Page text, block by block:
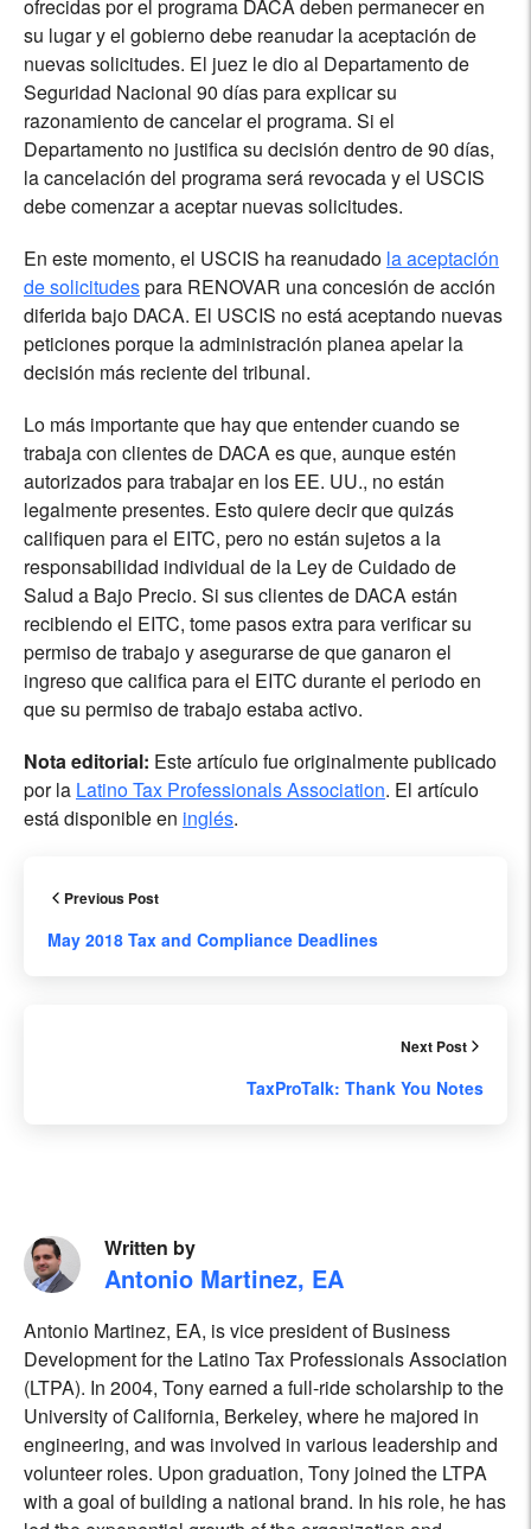
ofrecidas por el programa DACA deben permanecer en
su lugar y el gobierno debe reanudar la aceptación de
nuevas solicitudes. El juez le dio al Departamento de
Seguridad Nacional 90 días para explicar su
razonamiento de cancelar el programa. Si el
Departamento no justifica su decisión dentro de 90 días,
la cancelación del programa será revocada y el USCIS
debe comenzar a aceptar nuevas solicitudes.
En este momento, el USCIS ha reanudado la aceptación
de solicitudespara RENOVAR una concesión de acción
diferida bajo DACA. El USCIS no está aceptando nuevas
peticiones porque la administración planea apelar la
decisión más reciente del tribunal.
Lo más importante que hay que entender cuando se
trabaja con clientes de DACA es que, aunque estén
autorizados para trabajar en los EE. UU., no están
legalmente presentes. Esto quiere decir que quizás
califiquen para el EITC, pero no están sujetos a la
responsabilidad individual de la Ley de Cuidado de
Salud a Bajo Precio. Si sus clientes de DACA están
recibiendo el EITC, tome pasos extra para verificar su
permiso de trabajo y asegurarse de que ganaron el
ingreso que califica para el EITC durante el periodo en
que su permiso de trabajo estaba activo.
Nota editorial: Este artículo fue originalmente publicado
por la Latino Tax Professionals Association. El artículo
está disponible en inglés.
Previous Post
May 2018 Tax and Compliance Deadlines
Next Post
TaxProTalk: Thank You Notes
Written by
Antonio Martinez, EA
Antonio Martinez, EA, is vice president of Business
Development for the Latino Tax Professionals Association
(LTPA). In 2004, Tony earned a full-ride scholarship to the
University of California, Berkeley, where he majored in
engineering, and was involved in various leadership and
volunteer roles. Upon graduation, Tony joined the LTPA
with a goal of building a national brand. In his role, he has